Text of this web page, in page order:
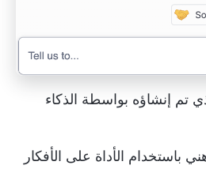
تم إنشاؤه بواسطة الذكاء
باستخدام الأداة على الأفكار